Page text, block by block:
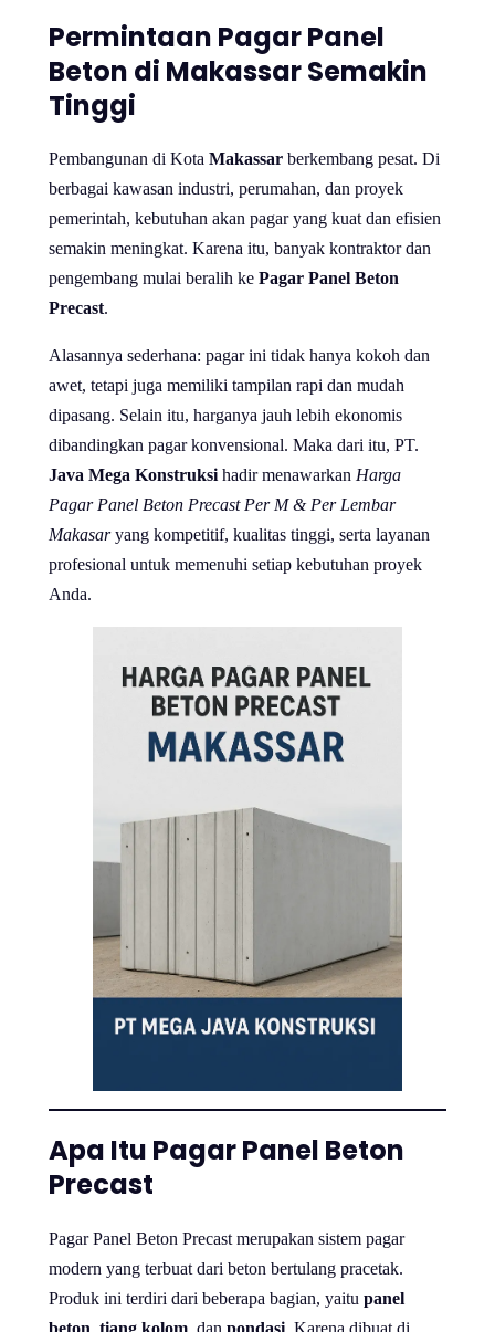
Permintaan Pagar Panel
Beton di Makassar Semakin
Tinggi
Pembangunan di Kota Makassar berkembang pesat. Di
berbagai kawasan industri, perumahan, dan proyek
pemerintah, kebutuhan akan pagar yang kuat dan efisien
semakin meningkat. Karena itu, banyak kontraktor dan
pengembang mulai beralih ke Pagar Panel Beton
Precast.
Alasannya sederhana: pagar ini tidak hanya kokoh dan
awet, tetapi juga memiliki tampilan rapi dan mudah
dipasang. Selain itu, harganya jauh lebih ekonomis
dibandingkan pagar konvensional. Maka dari itu, PT.
Java Mega Konstruksihadir menawarkan Harga
Pagar Panel Beton Precast Per M & Per Lembar
Makasaryang kompetitif, kualitas tinggi, serta layanan
profesional untuk memenuhi setiap kebutuhan proyek
Anda.
Apa Itu Pagar Panel Beton
Precast
Pagar Panel Beton Precast merupakan sistem pagar
modern yang terbuat dari beton bertulang pracetak.
Produk ini terdiri dari beberapa bagian, yaitu panel
beton, tiang kolom, dan pondasi. Karena dibuat di